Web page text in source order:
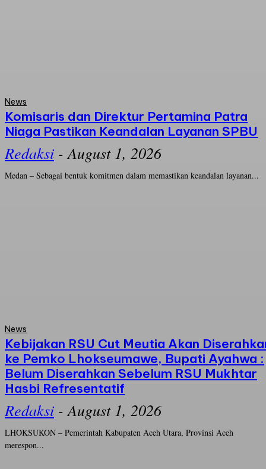
News
Komisaris dan Direktur Pertamina Patra
Niaga Pastikan Keandalan Layanan SPBU
Redaksi - August 1, 2026
Medan – Sebagai bentuk komitmen dalam memastikan keandalan layanan...
News
Kebijakan RSU Cut Meutia Akan
ke Pemko Lhokseumawe, Bupati Ayahwa :
Belum Diserahkan Sebelum RSU Mukhtar
Hasbi Refresentatif
Redaksi - August 1, 2026
LHOKSUKON – Pemerintah Kabupaten Aceh Utara, Provinsi Aceh
merespon...